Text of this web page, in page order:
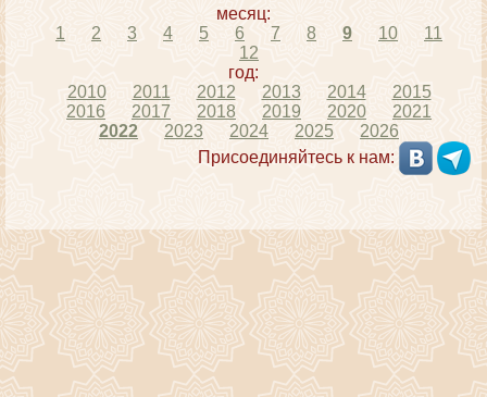
месяц:
1
2 3 4 5 6 7 8 9 10
11
12
год:
2010
2011 2012 2013 2014
2015
2016
2017 2018 2019 2020
2021
2022
2023 2024 2025
2026
Присоединяйтесь к нам: